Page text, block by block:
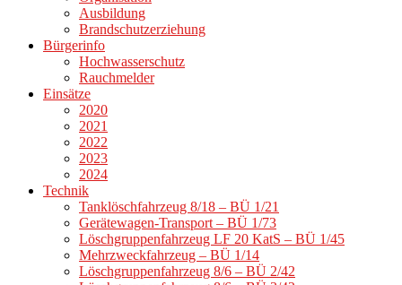
Ausbildung
Brandschutzerziehung
Bürgerinfo
Hochwasserschutz
Rauchmelder
Einsätze
2020
2021
2022
2023
2024
Technik
Tanklöschfahrzeug 8/18 – BÜ 1/21
Gerätewagen-Transport – BÜ 1/73
Löschgruppenfahrzeug LF 20 KatS – BÜ 1/45
Mehrzweckfahrzeug – BÜ 1/14
Löschgruppenfahrzeug 8/6 – BÜ 2/42